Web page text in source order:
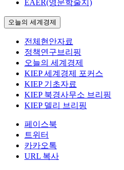
EAER(영문학술지)
오늘의 세계경제
전체현안자료
정책연구브리핑
오늘의 세계경제
KIEP 세계경제 포커스
KIEP 기초자료
KIEP 북경사무소 브리핑
KIEP 델리 브리핑
페이스북
트위터
카카오톡
URL 복사